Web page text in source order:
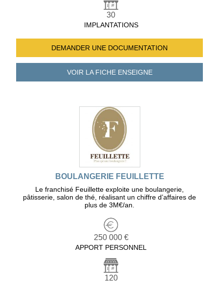
30
IMPLANTATIONS
DEMANDER UNE DOCUMENTATION
VOIR LA FICHEENSEIGNE
BOULANGERIE FEUILLETTE
Le franchisé Feuillette exploite une boulangerie,
pâtisserie, salon de thé, réalisant un chiffre d’affaires de
plus de 3M€/an.
250 000 €
APPORT PERSONNEL
120